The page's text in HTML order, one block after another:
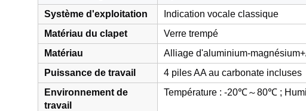
Système d'exploitation
Indication vocale classique
Matériau du clapet
Verre trempé
Matériau
Alliage d'aluminium-
Puissance de travail
4 piles AA au carbonate incluses
Environnement de
travail
Température : -20℃～80℃ ;